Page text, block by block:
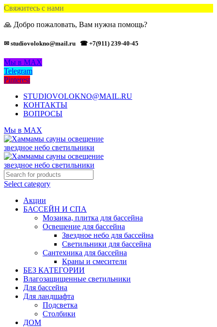
Свяжитесь с нами
🙏 Добро пожаловать, Вам нужна помощь?
✉ studiovolokno@mail.ru ☎ +7(911) 239-40-45
Мы в MAX
Telegram
Pinterest
STUDIOVOLOKNO@MAIL.RU
КОНТАКТЫ
ВОПРОСЫ
Мы в MAX
Select category
Акции
БАССЕЙН И СПА
Мозаика, плитка для бассейна
Освещение для бассейна
Звездное небо для бассейна
Светильники для бассейна
Сантехника для бассейна
Краны и смесители
БЕЗ КАТЕГОРИИ
Влагозащищенные светильники
Для бассейна
Для ландшафта
Подсветка
Столбики
ДОМ